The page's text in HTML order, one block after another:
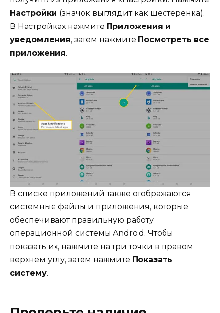
Настройки (значок выглядит как шестеренка).
В Настройках нажмите Приложения и
уведомления, затем нажмите Посмотреть все
приложения.
В списке приложений также отображаются
системные файлы и приложения, которые
обеспечивают правильную работу
операционной системы Android. Чтобы
показать их, нажмите на три точки в правом
верхнем углу, затем нажмите Показать
систему.